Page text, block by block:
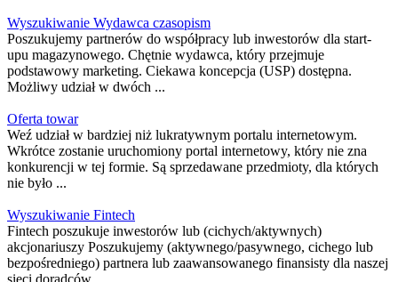
Wyszukiwanie Wydawca czasopism
Poszukujemy partnerów do współpracy lub inwestorów dla start-
upu magazynowego. Chętnie wydawca, który przejmuje
podstawowy marketing. Ciekawa koncepcja (USP) dostępna.
Możliwy udział w dwóch ...
Oferta towar
Weź udział w bardziej niż lukratywnym portalu internetowym.
Wkrótce zostanie uruchomiony portal internetowy, który nie zna
konkurencji w tej formie. Są sprzedawane przedmioty, dla których
nie było ...
Wyszukiwanie Fintech
Fintech poszukuje inwestorów lub (cichych/aktywnych)
akcjonariuszy Poszukujemy (aktywnego/pasywnego, cichego lub
bezpośredniego) partnera lub zaawansowanego finansisty dla naszej
sieci doradców ...